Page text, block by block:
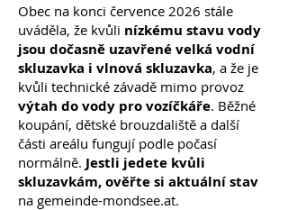
Obec na konci července 2026 stále
uváděla, že kvůli nízkému stavu vody
jsou dočasně uzavřené velká vodní
skluzavka i vlnová skluzavka, a že je
kvůli technické závadě mimo provoz
výtah do vody pro vozíčkáře. Běžné
koupání, dětské brouzdaliště a další
části areálu fungují podle počasí
normálně. Jestli jedete kvůli
skluzavkám, ověřte si aktuální stav
na gemeinde-mondsee.at.